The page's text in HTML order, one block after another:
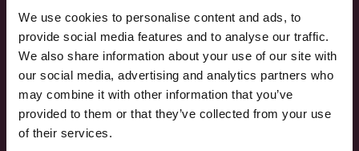
We use cookies to personalise content and ads, to
provide social media features and to analyse our traffic.
We also share information about your use of our site with
our social media, advertising and analytics partners who
may combine it with other information that you’ve
provided to them or that they’ve collected from your use
of their services.
GERELATEERDE
ARTIKELEN